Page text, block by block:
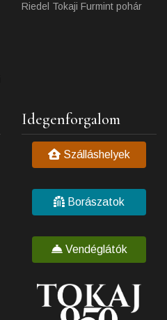
Riedel Tokaji Furmint pohár
Idegenforgalom
Szálláshelyek
Borászatok
Vendéglátók